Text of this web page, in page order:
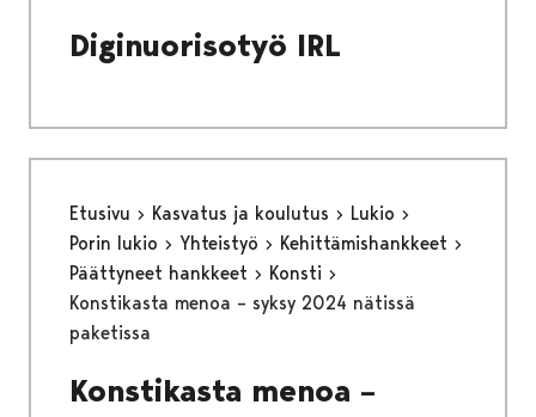
Diginuorisotyö IRL
Etusivu Kasvatus ja koulutus
Lukio
Porin lukio
Yhteistyö
Kehittämishankkeet
Päättyneet hankkeet
Konsti
Konstikasta menoa – syksy 2024 nätissä
paketissa
Konstikasta menoa –